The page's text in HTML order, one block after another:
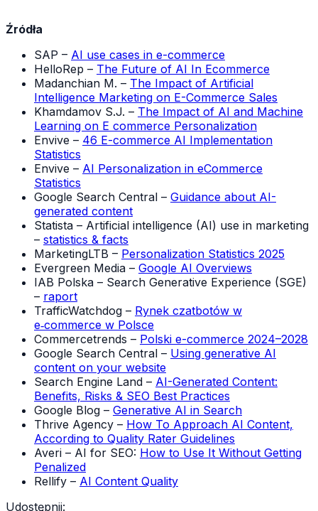
Źródła
SAP – AI use cases in e-commerce
HelloRep – The Future of AI In Ecommerce
Madanchian M. – The Impact of Artificial
Intelligence Marketing on E-Commerce Sales
Khamdamov S.J. – The Impact of AI and Machine
Learning on E commerce Personalization
Envive – 46 E-commerce AI Implementation
Statistics
Envive – AI Personalization in eCommerce
Statistics
Google Search Central – Guidance about AI-
generated content
Statista – Artificial intelligence (AI) use in marketing
– statistics & facts
MarketingLTB – Personalization Statistics 2025
Evergreen Media – Google AI Overviews
IAB Polska – Search Generative Experience (SGE)
– raport
TrafficWatchdog – Rynek czatbotów w
e‑commerce w Polsce
Commercetrends – Polski e-commerce 2024–2028
Google Search Central – Using generative AI
content on your website
Search Engine Land – AI-Generated Content:
Benefits, Risks & SEO Best Practices
Google Blog – Generative AI in Search
Thrive Agency – How To Approach AI Content,
According to Quality Rater Guidelines
Averi – AI for SEO: How to Use It Without Getting
Penalized
Rellify – AI Content Quality
Udostępnij: